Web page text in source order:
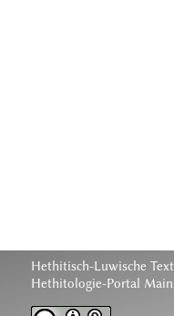
Hethitisch-Luwische
Hethitologie-Portal